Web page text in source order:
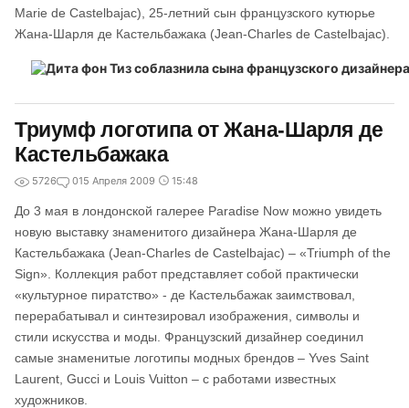
Marie de Castelbajac), 25-летний сын французского кутюрье
Жана-Шарля де Кастельбажака (Jean-Charles de Castelbajac).
Триумф логотипа от Жана-Шарля де
Кастельбажака
5726 015 Апреля 2009 15:48
До 3 мая в лондонской галерее Paradise Now можно увидеть
новую выставку знаменитого дизайнера Жана-Шарля де
Кастельбажака (Jean-Charles de Castelbajac) – «Triumph of the
Sign». Коллекция работ представляет собой практически
«культурное пиратство» - де Кастельбажак заимствовал,
перерабатывал и синтезировал изображения, символы и
стили искусства и моды. Французский дизайнер соединил
самые знаменитые логотипы модных брендов – Yves Saint
Laurent, Gucci и Louis Vuitton – с работами известных
художников.